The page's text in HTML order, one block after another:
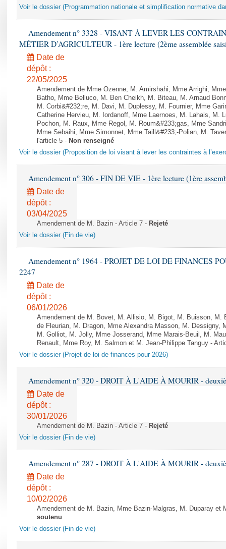
Budget et sécurité sociale
Questions écrites et orales
Comptes rendus des débats
Voir le dossier (Programmation nationale et simplification normative
Amendement n° 3328 - VISANT À LEVER LES
MÉTIER D’AGRICULTEUR - 1ère lecture (2ème assemblée
Date de
dépôt :
22/05/2025
Amendement de Mme Ozenne, M. Amirshahi, Mme Arrighi,
Batho, Mme Belluco, M. Ben Cheikh, M. Biteau, M. Arnaud
M. Corbi&#232;re, M. Davi, M. Duplessy, M. Fournier, Mme
Catherine Hervieu, M. Iordanoff, Mme Laernoes, M. Lahais, M.
Pochon, M. Raux, Mme Regol, M. Roum&#233;gas, Mme
Mme Sebaihi, Mme Simonnet, Mme Taill&#233;-Polian, M.
l'article 5 - Non renseigné
Voir le dossier (Proposition de loi visant à lever les contraintes à
Amendement n° 306 - FIN DE VIE - 1ère lecture (1ère
Date de
dépôt :
03/04/2025
Amendement de M. Bazin - Article 7 - Rejeté
Voir le dossier (Fin de vie)
Amendement n° 1964 - PROJET DE LOI DE FINANCES
2247
Date de
dépôt :
06/01/2026
Amendement de M. Bovet, M. Allisio, M. Bigot, M. Buisson, M.
de Fleurian, M. Dragon, Mme Alexandra Masson, M. Dessigny,
M. Golliot, M. Jolly, Mme Josserand, Mme Marais-Beuil, M.
Renault, Mme Roy, M. Salmon et M. Jean-Philippe Tanguy -
Voir le dossier (Projet de loi de finances pour 2026)
Amendement n° 320 - DROIT À L'AIDE À MOURIR -
Date de
dépôt :
30/01/2026
Amendement de M. Bazin - Article 7 - Rejeté
Voir le dossier (Fin de vie)
Amendement n° 287 - DROIT À L'AIDE À MOURIR -
Date de
dépôt :
10/02/2026
Amendement de M. Bazin, Mme Bazin-Malgras, M. Duparay et
soutenu
Voir le dossier (Fin de vie)